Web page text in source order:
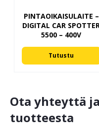
PINTAOIKAISULAITE –
DIGITAL CAR
5500 – 400V
Tutustu
Ota yhteyttä
tuotteesta